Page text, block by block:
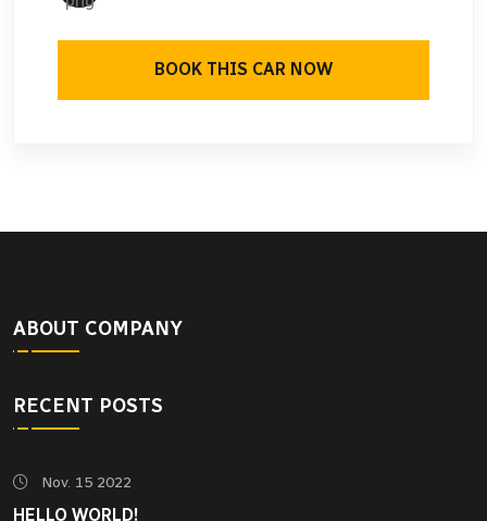
BOOK THIS CAR NOW
ABOUT COMPANY
RECENT POSTS
Nov. 15 2022
HELLO WORLD!